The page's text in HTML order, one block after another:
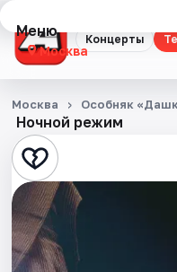
Концерты
Меню
Москва
Концерты
Театр
Стендап
Выставки
Квесты
Ночной режим
Москва Особняк